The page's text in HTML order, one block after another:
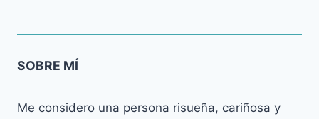
SOBRE MÍ
Me considero una persona risueña, cariñosa y